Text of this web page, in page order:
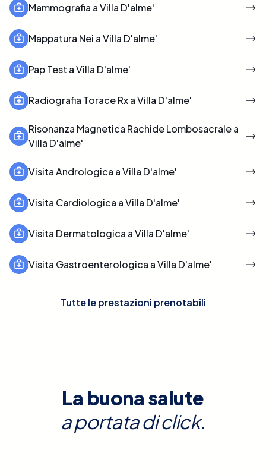
Mammografia a Villa D'alme'
Mappatura Nei a Villa D'alme'
Pap Test a Villa D'alme'
Radiografia Torace Rx a Villa D'alme'
Risonanza Magnetica Rachide Lombosacrale a
Villa D'alme'
Visita Andrologica a Villa D'alme'
Visita Cardiologica a Villa D'alme'
Visita Dermatologica a Villa D'alme'
Visita Gastroenterologica a Villa D'alme'
Tutte le prestazioni prenotabili
La buona salute
a portata di click.